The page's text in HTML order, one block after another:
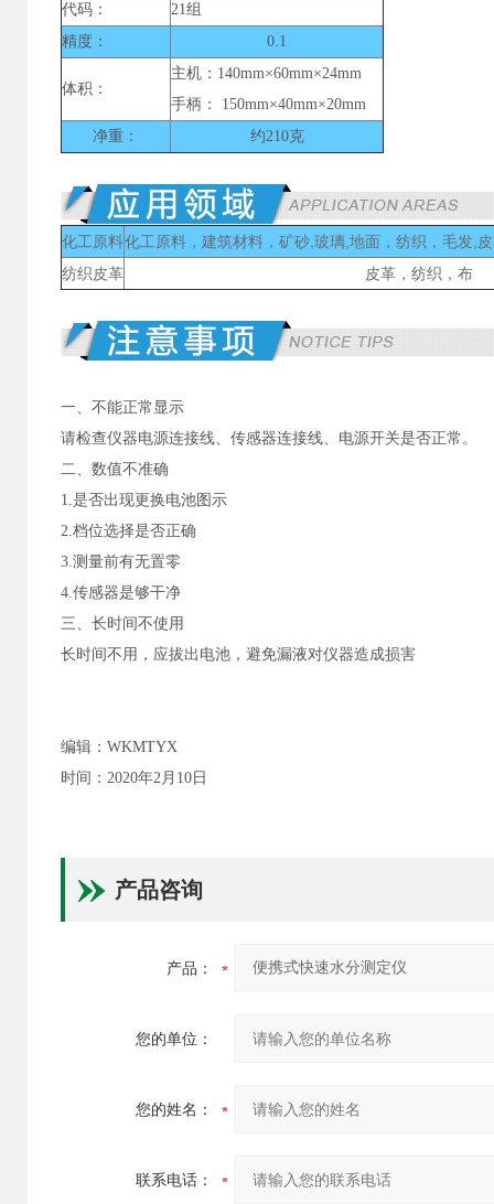
代码：
21组
精度：
0.1
体积：
主机：140mm×60mm×24mm
手柄： 150mm×40mm×20mm
净重：
约210克
化工原料化工原料，建筑材料，矿砂,玻璃,地面，纺织，毛发,
纺织皮革
皮革，纺织，布
一、不能正常显示
请检查仪器电源连接线、传感器连接线、电源开关是否正常。
二、数值不准确
1.是否出现更换电池图示
2.档位选择是否正确
3.测量前有无置零
4.传感器是够干净
三、长时间不使用
长时间不用，应拔出电池，避免漏液对仪器造成损害
编辑：WKMTYX
时间：2020年2月10日
产品咨询
产品：
您的单位：
您的姓名：
联系电话：